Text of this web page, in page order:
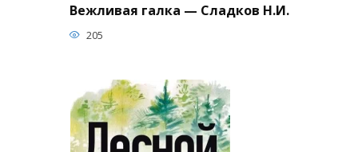
Вежливая галка — Сладков Н.И.
205